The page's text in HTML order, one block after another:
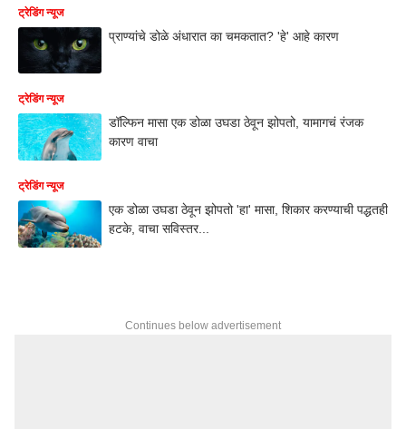
ट्रेडिंग न्यूज
प्राण्यांचे डोळे अंधारात का चमकतात? 'हे' आहे कारण
ट्रेडिंग न्यूज
डॉल्फिन मासा एक डोळा उघडा ठेवून झोपतो, यामागचं रंजक
कारण वाचा
ट्रेडिंग न्यूज
एक डोळा उघडा ठेवून झोपतो 'हा' मासा, शिकार करण्याची पद्धतही
हटके, वाचा सविस्तर...
Continues below advertisement